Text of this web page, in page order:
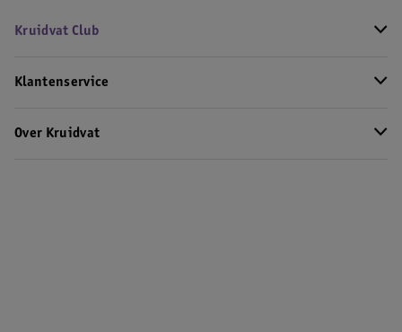
Kruidvat Club
Klantenservice
Over Kruidvat